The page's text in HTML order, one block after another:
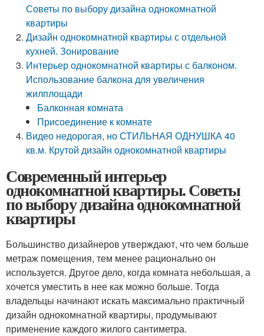
Советы по выбору дизайна однокомнатной
квартиры
Дизайн однокомнатной квартиры с отдельной
кухней. Зонирование
Интерьер однокомнатной квартиры с балконом.
Использование балкона для увеличения
жилплощади
Балконная комната
Присоединение к комнате
Видео недорогая, но СТИЛЬНАЯ ОДНУШКА 40
кв.м. Крутой дизайн однокомнатной квартиры
Современный интерьер
однокомнатной квартиры. Советы
по выбору дизайна однокомнатной
квартиры
Большинство дизайнеров утверждают, что чем больше
метраж помещения, тем менее рационально он
используется. Другое дело, когда комната небольшая, а
хочется уместить в нее как можно больше. Тогда
владельцы начинают искать максимально практичный
дизайн однокомнатной квартиры, продумывают
применение каждого жилого сантиметра.